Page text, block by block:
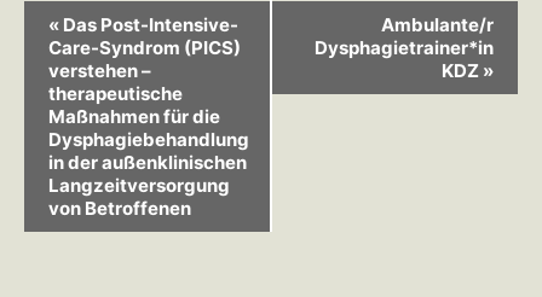
Veranstaltung-
Navigation
« Das Post-Intensive-
Care-Syndrom (PICS)
verstehen –
therapeutische
Maßnahmen für die
Dysphagiebehandlung
in der außenklinischen
Langzeitversorgung
von Betroffenen
Ambulante/r
Dysphagietrainer*in
KDZ »